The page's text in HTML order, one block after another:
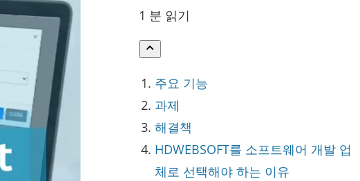
1 분 읽기
주요 기능
과제
해결책
HDWEBSOFT를 소프트웨어 개발 업
체로 선택해야 하는 이유